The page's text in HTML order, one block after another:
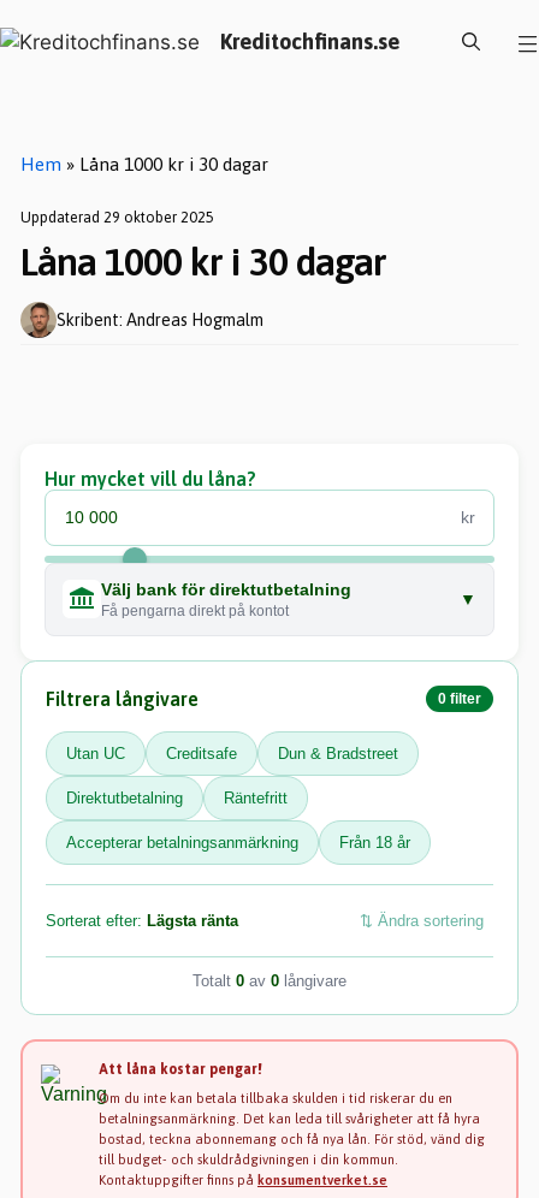
till
Kreditochfinans.se
Hem » Låna 1000 kr i 30 dagar
Uppdaterad 29 oktober 2025
Låna 1000 kr i 30 dagar
Skribent: Andreas Hogmalm
Filtrera långivare 0 filter
Utan UC Creditsafe Dun & Bradstreet
Direktutbetalning Räntefritt
Accepterar betalningsanmärkning Från 18 år
Sorterat efter: Lägsta ränta ⇅ Ändra sortering
Totalt 0 av 0 långivare
Att låna kostar pengar!
Om du inte kan betala tillbaka skulden i tid riskerar du en
betalningsanmärkning. Det kan leda till svårigheter att få hyra
bostad, teckna abonnemang och få nya lån. För stöd, vänd dig
till budget- och skuldrådgivningen i din kommun.
Kontaktuppgifter finns på konsumentverket.se
Hur mycket vill du låna?
kr
Välj bank för direktutbetalning
Få pengarna direkt på kontot
▼